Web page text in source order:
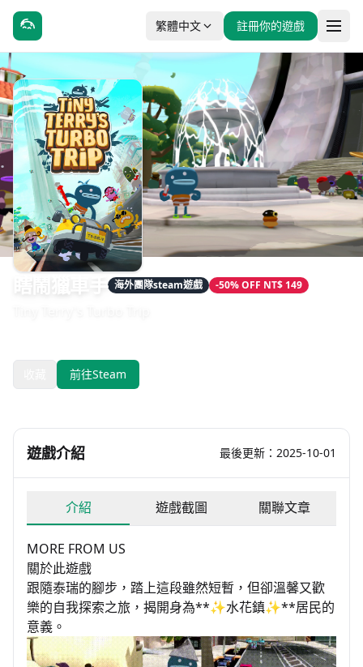
繁體中文 註冊你的遊戲
瞎鬧獵車手 海外團隊steam遊戲 -50% OFF NT$ 149
前往Steam
遊戲介紹 最後更新：2025-10-01
介紹 遊戲截圖 關聯文章
MORE FROM US
關於此遊戲
跟隨泰瑞的腳步，踏上這段雖然短暫，但卻溫馨又歡
樂的自我探索之旅，揭開身為**✨水花鎮✨**居民的
意義。